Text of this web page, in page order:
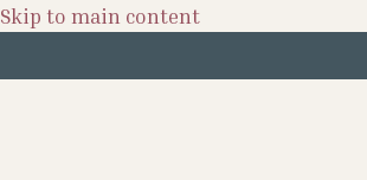
Skip to main content